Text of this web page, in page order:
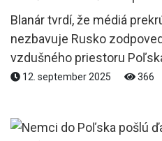
Blanár tvrdí, že médiá
nezbavuje Rusko
vzdušného priestoru
12. september 2025 366